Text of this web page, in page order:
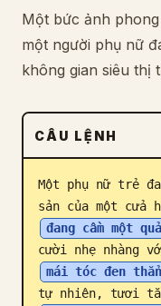
Lời nhắc
Giá cả
Tải xuống
Blog
Cập nhật
Một bức ảnh
một người phụ nữ
không gian siêu thị
CÂU LỆNH
Một phụ nữ trẻ
sản của một cửa
đang cầm một
cười nhẹ nhàng
mái tóc đen
tự nhiên, tươi